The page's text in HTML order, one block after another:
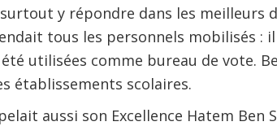
y répondre dans les meilleurs
tous les personnels mobilisés :
utilisées comme bureau de vote.
établissements scolaires.
aussi son Excellence Hatem Ben